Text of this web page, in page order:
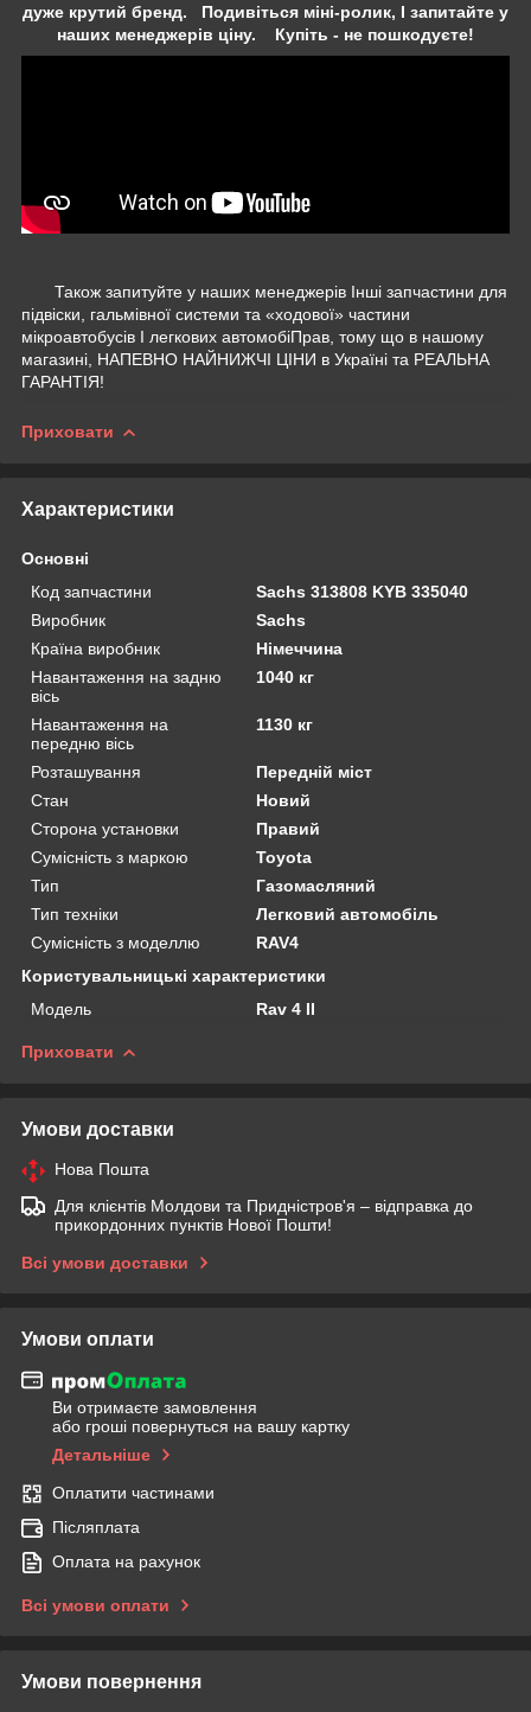
дуже крутий бренд. Подивіться міні-ролик, І запитайте у
наших менеджерів ціну. Купіть - не пошкодуєте!
Також запитуйте у наших менеджерів Інші запчастини для
підвіски, гальмівної системи та «ходової» частини
мікроавтобусів І легкових автомобіПрав, тому що в нашому
магазині, НАПЕВНО НАЙНИЖЧІ ЦІНИ в Україні та РЕАЛЬНА
ГАРАНТІЯ!
Приховати
Характеристики
Основні
Код запчастини
Sachs 313808 KYB 335040
Виробник
Sachs
Країна виробник
Німеччина
Навантаження на задню
вісь
1040 кг
Навантаження на
передню вісь
1130 кг
Розташування
Передній міст
Стан
Новий
Сторона установки
Правий
Сумісність з маркою
Toyota
Тип
Газомасляний
Тип техніки
Легковий автомобіль
Сумісність з моделлю
RAV4
Користувальницькі характеристики
Мoдель
Rav 4 II
Приховати
Умови доставки
Нова Пошта
Для клієнтів Молдови та Придністров'я – відправка до
прикордонних пунктів Нової Пошти!
Всі умови доставки
Умови оплати
Ви отримаєте замовлення
або гроші повернуться на вашу картку
Детальніше
Оплатити частинами
Післяплата
Оплата на рахунок
Всі умови оплати
Умови повернення